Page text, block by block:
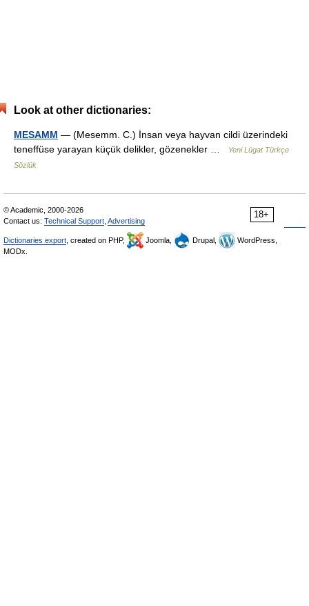
Look at other dictionaries:
MESAMM — (Mesemm. C.) İnsan veya hayvan cildi üzerindeki
teneffüse yarayan küçük delikler, gözenekler …
Yeni Lügat Türkçe
Sözlük
18+
© Academic, 2000-2026
Contact us: Technical Support Advertising
Dictionaries export , created on PHP, Joomla, Drupal,
WordPress,
MODx.